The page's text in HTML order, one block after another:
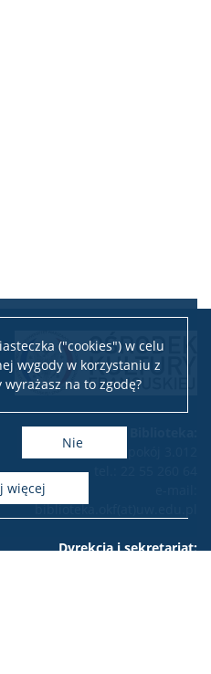
("cookies") w celu
wygody w korzystaniu z
na to zgodę?
Nie
więcej
biblioteka.okf(at)uw.edu.pl
Dyrekcja i sekretariat: